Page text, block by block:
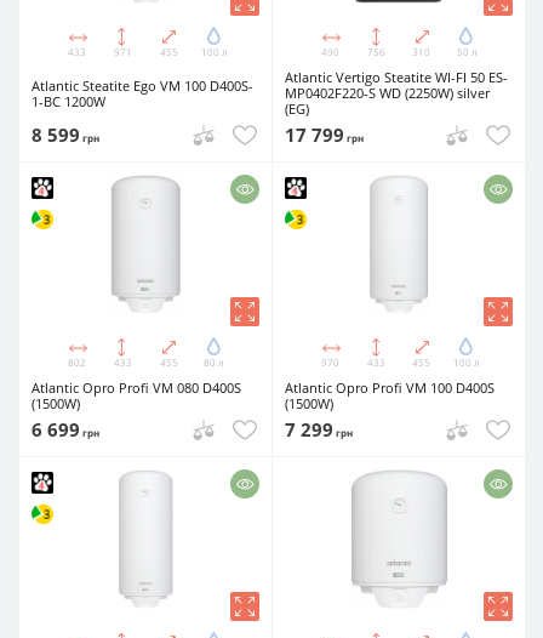
433 971 455 100 л
Atlantic Steatite Ego VM 100 D400S-
1-BC 1200W
8 599 грн
490 756 310 50 л
Atlantic Vertigo Steatite WI-FI 50 ES-
MP0402F220-S WD (2250W) silver
(EG)
17 799 грн
802 433 455 80 л
Atlantic Opro Profi VM 080 D400S
(1500W)
6 699 грн
970 433 455 100 л
Atlantic Opro Profi VM 100 D400S
(1500W)
7 299 грн